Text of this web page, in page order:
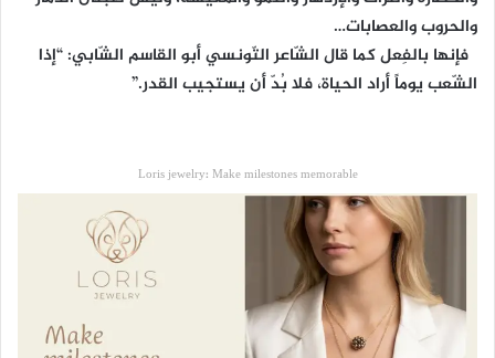
والحروب والعصابات…
فإنها بالفِعل كما قال الشّاعر التّونسي أبو القاسم الشّابي: “إذا
الشّعب يوماً أراد الحياة، فلا بُدّ أن يستجيب القدر.”
Loris jewelry: Make milestones memorable